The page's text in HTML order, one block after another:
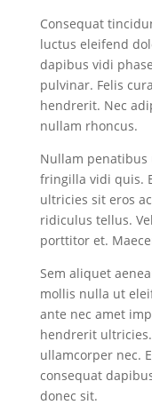
Consequat
luctus eleifend
dapibus vidi
pulvinar. Felis
hendrerit. Nec
nullam rhoncus.
Nullam
fringilla vidi quis.
ultricies sit eros
ridiculus tellus.
porttitor et.
Sem aliquet
mollis nulla ut
ante nec amet
hendrerit
ullamcorper nec.
consequat
donec sit.